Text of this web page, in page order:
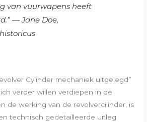
van vuurwapens heeft
—Jane Doe,
Cylinder mechaniek uitgelegd”
verder willen verdiepen in de
de werking van de revolvercilinder, is
technisch gedetailleerde uitleg